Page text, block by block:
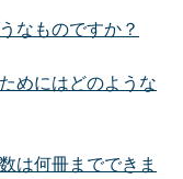
なものですか？
めにはどのような
は何冊までできま